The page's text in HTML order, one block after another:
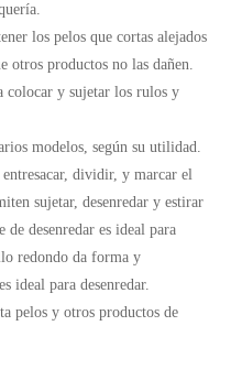
los pelos que cortas alejados
otros productos no las dañen.
colocar y sujetar los rulos y
modelos, según su utilidad.
dividir, y marcar el
sujetar, desenredar y estirar
desenredar es ideal para
redondo da forma y
ideal para desenredar.
pelos y otros productos de